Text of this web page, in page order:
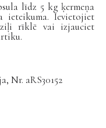
līdz 5 kg ķermeņa
ieteikuma. Ievietojiet
rīklē vai izjauciet
Nr. aRS30152